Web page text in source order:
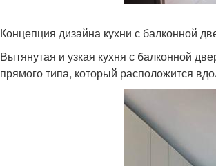
Концепция дизайна кухни с балконной
Вытянутая и узкая кухня с балконной
прямого типа, который расположится